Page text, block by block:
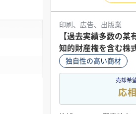
印刷、広告、出版業
【過去実績多数の某
知的財産権を含む株
援可
独自性の高い商材
売却希
応